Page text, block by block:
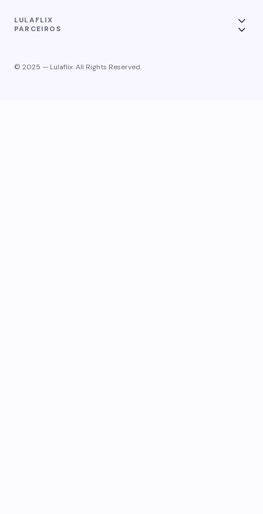
LULAFLIX
PARCEIROS
© 2025 — Lulaflix. All Rights Reserved.